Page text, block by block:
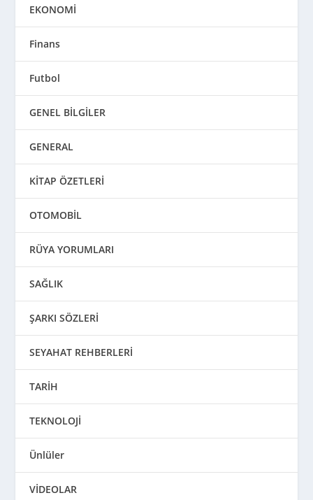
EKONOMİ
Finans
Futbol
GENEL BİLGİLER
GENERAL
KİTAP ÖZETLERİ
OTOMOBİL
RÜYA YORUMLARI
SAĞLIK
ŞARKI SÖZLERİ
SEYAHAT REHBERLERİ
TARİH
TEKNOLOJİ
Ünlüler
VİDEOLAR